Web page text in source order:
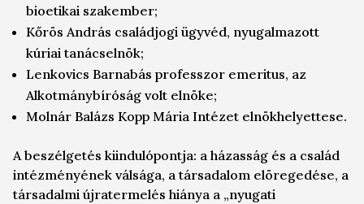
bioetikai szakember;
Kőrös András családjogi ügyvéd, nyugalmazott
kúriai tanácselnök;
Lenkovics Barnabás professzor emeritus, az
Alkotmánybíróság volt elnöke;
Molnár Balázs Kopp Mária Intézet elnökhelyettese.
A beszélgetés kiindulópontja: a házasság és a család
intézményének válsága, a társadalom elöregedése, a
társadalmi újratermelés hiánya a „nyugati